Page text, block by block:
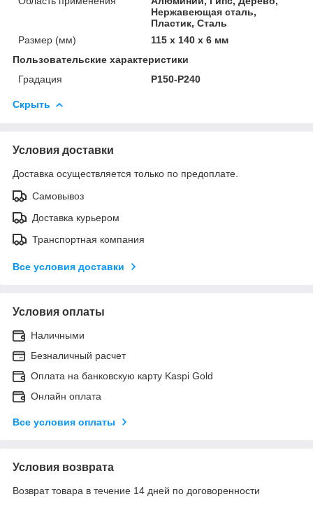
Нержавеющая сталь,
Пластик, Сталь
Размер (мм)
115 x 140 x 6 мм
Пользовательские характеристики
Градация
P150-P240
Скрыть
Условия доставки
Доставка осуществляется только по предоплате.
Самовывоз
Доставка курьером
Транспортная компания
Все условия доставки
Условия оплаты
Наличными
Безналичный расчет
Оплата на банковскую карту Kaspi Gold
Онлайн оплата
Все условия оплаты
Условия возврата
Возврат товара в течение 14 дней по договоренности